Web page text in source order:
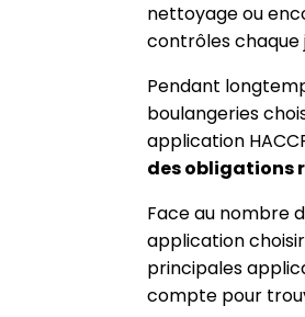
nettoyage ou
contrôles chaque
Pendant
boulangeries
application
des obligations
Face au nombre
application
principales
compte pour